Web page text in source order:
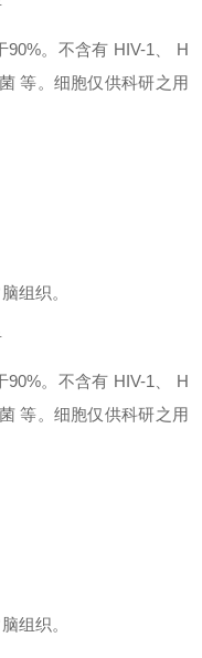
。不含有 HIV-1、 H
等。细胞仅供科研之用
组织。
。不含有 HIV-1、 H
等。细胞仅供科研之用
组织。